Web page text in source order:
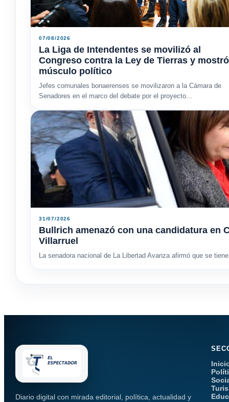
07/08/2026
La Liga de Intendentes se movilizó al
Congreso contra la Ley de Tierras y mostró
músculo político
Jefes comunales bonaerenses se movilizaron a la Cámara de
Senadores en el marco del debate por el proyecto...
31/07/2026
Bullrich amenazó con una candidatura en
Villarruel
La senadora nacional de La Libertad Avanza afirmó que se
Diario digital con mirada editorial, política, actualidad y